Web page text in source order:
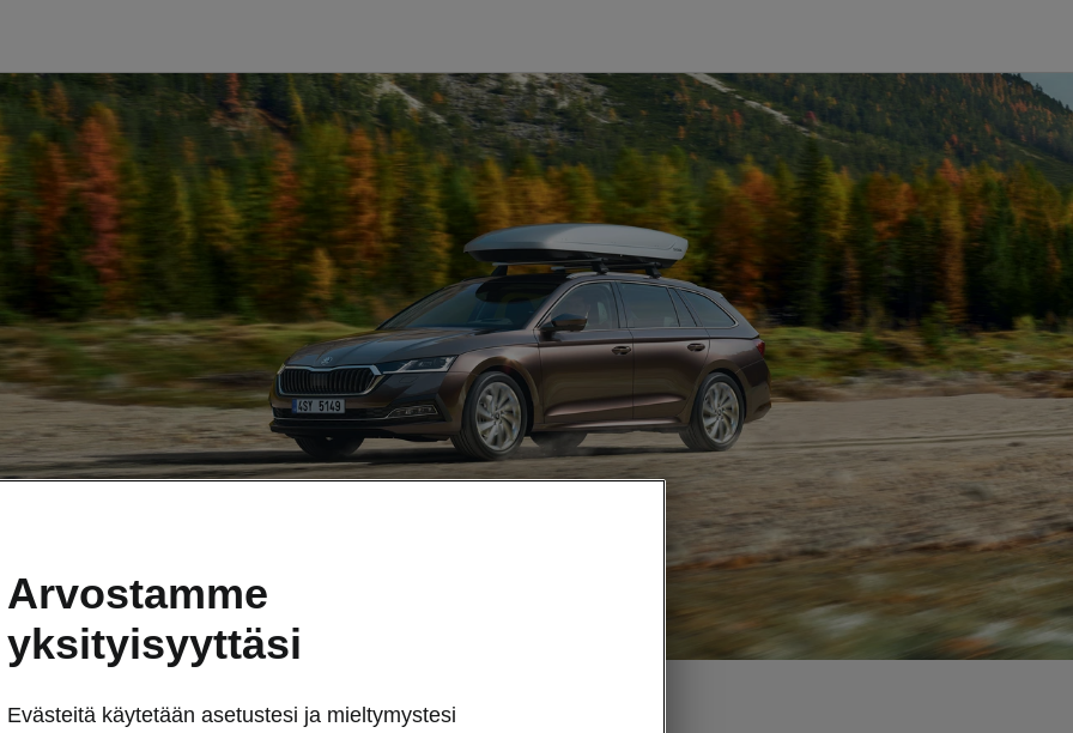
Arvostamme
yksityisyyttäsi
Evästeitä käytetään asetustesi ja mieltymystesi